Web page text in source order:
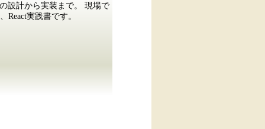
設計から実装まで。 現場で
実践書です。